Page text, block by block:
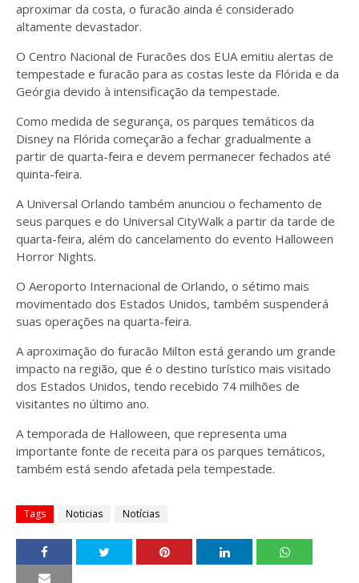
aproximar da costa, o furacão ainda é considerado
altamente devastador.
O Centro Nacional de Furacões dos EUA emitiu alertas de
tempestade e furacão para as costas leste da Flórida e da
Geórgia devido à intensificação da tempestade.
Como medida de segurança, os parques temáticos da
Disney na Flórida começarão a fechar gradualmente a
partir de quarta-feira e devem permanecer fechados até
quinta-feira.
A Universal Orlando também anunciou o fechamento de
seus parques e do Universal CityWalk a partir da tarde de
quarta-feira, além do cancelamento do evento Halloween
Horror Nights.
O Aeroporto Internacional de Orlando, o sétimo mais
movimentado dos Estados Unidos, também suspenderá
suas operações na quarta-feira.
A aproximação do furacão Milton está gerando um grande
impacto na região, que é o destino turístico mais visitado
dos Estados Unidos, tendo recebido 74 milhões de
visitantes no último ano.
A temporada de Halloween, que representa uma
importante fonte de receita para os parques temáticos,
também está sendo afetada pela tempestade.
Tags Noticias Notícias